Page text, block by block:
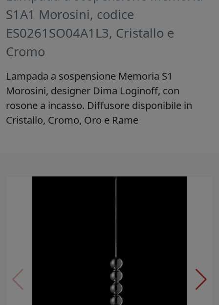
S1A1 Morosini, codice
ES0261SO04A1L3, Cristallo e
Cromo
Lampada a sospensione Memoria S1
Morosini, designer Dima Loginoff, con
rosone a incasso. Diffusore disponibile in
Cristallo, Cromo, Oro e Rame